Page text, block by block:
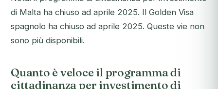
di Malta ha chiuso ad aprile 2025. Il Golden Visa
spagnolo ha chiuso ad aprile 2025. Queste vie non
sono più disponibili.
Quanto è veloce il programma di
cittadinanza per investimento di